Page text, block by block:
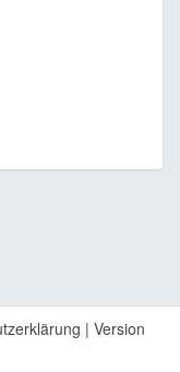
| Version